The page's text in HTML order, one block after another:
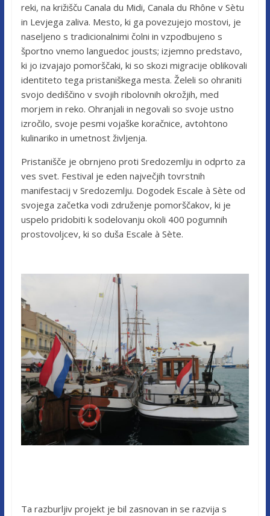
reki, na križišču Canala du Midi, Canala du Rhône v Sètu
in Levjega zaliva. Mesto, ki ga povezujejo mostovi, je
naseljeno s tradicionalnimi čolni in vzpodbujeno s
športno vnemo languedoc jousts; izjemno predstavo,
ki jo izvajajo pomorščaki, ki so skozi migracije oblikovali
identiteto tega pristaniškega mesta. Želeli so ohraniti
svojo dediščino v svojih ribolovnih okrožjih, med
morjem in reko. Ohranjali in negovali so svoje ustno
izročilo, svoje pesmi vojaške koračnice, avtohtono
kulinariko in umetnost življenja.
Pristanišče je obrnjeno proti Sredozemlju in odprto za
ves svet. Festival je eden največjih tovrstnih
manifestacij v Sredozemlju. Dogodek Escale à Sète od
svojega začetka vodi združenje pomorščakov, ki je
uspelo pridobiti k sodelovanju okoli 400 pogumnih
prostovoljcev, ki so duša Escale à Sète.
Ta razburljiv projekt je bil zasnovan in se razvija s